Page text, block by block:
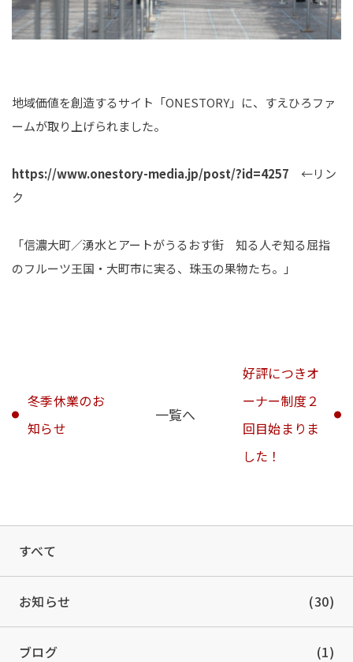
地域価値を創造するサイト「ONESTORY」に、すえひろファ
ームが取り上げられました。
https://www.onestory-media.jp/post/?id=4257 ←リン
ク
「信濃大町／湧水とアートがうるおす街 知る人ぞ知る屈指
のフルーツ王国・大町市に実る、珠玉の果物たち。」
冬季休業のお
知らせ
一覧へ
好評につきオ
ーナー制度２
回目始まりま
した！
すべて
お知らせ (30)
ブログ (1)